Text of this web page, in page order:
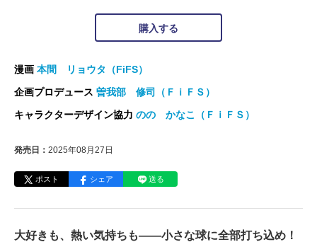
購入する
漫画 本間 リョウタ（FiFS）
企画プロデュース 曽我部 修司（ＦｉＦＳ）
キャラクターデザイン協力 のの かなこ（ＦｉＦＳ）
発売日： 2025年08月27日
ポスト シェア 送る
大好きも、熱い気持ちも――小さな球に全部打ち込め！